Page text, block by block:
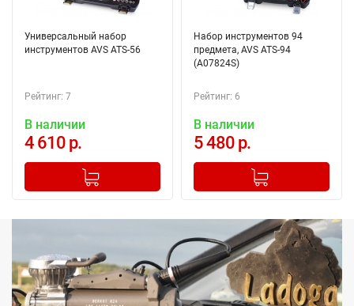
Универсальный набор
инструментов AVS ATS-56
Рейтинг: 7
В наличии
4 610 р.
+
Добавлено в корзину
Набор инструментов 94
предмета, AVS ATS-94
(A07824S)
Рейтинг: 6
В наличии
5 480 р.
+
Добавлено в корзину